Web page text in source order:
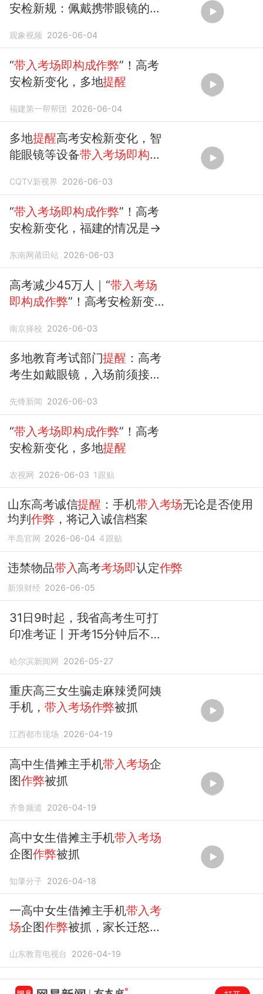
安检新规：佩戴携带眼镜的考
“带入考场即构成作弊
观象视频 2026-06-04
“带入考场即构成作弊”！高考
安检新变化，多地提醒
福建第一帮帮团 2026-06-04
多地提醒高考安检新变化，智
能眼镜等设备带入考场即构成
CQTV新视界 2026-06-03
“带入考场即构成作弊”！高考
安检新变化，福建的情况是→
东南网莆田站 2026-06-03
高考减少45万人｜“带入考场
即构成作弊”！高考安检新变
南京择校 2026-06-03
多地教育考试部门提醒 ：高考
考生如戴眼镜，入场前须接受
手表（手环）、智能眼镜等进
入考场构成作弊
先锋新闻 2026-06-03
“带入考场即构成作弊”！高考
安检新变化，多地提醒
农视网 2026-06-03 1 跟贴
山东高考诚信提醒 ：手机带入考场无论是否使用
均判作弊，将记入诚信档案
半岛官网 2026-06-04 4 跟贴
违禁物品带入高考考场即认定作弊
新浪财经 2026-06-05
31日9时起，我省高考生可打
印准考证丨开考15分钟后不得
哈尔滨新闻网 2026-05-27
重庆高三女生骗走麻辣烫阿姨
手机，带入考场作弊被抓
江西都市现场 2026-04-19
高中生借摊主手机带入考场企
图作弊被抓
齐鲁频道 2026-04-19
高中女生借摊主手机带入考场
企图作弊被抓
知肇分子 2026-04-18
一高中女生借摊主手机带入考
场企图作弊被抓，家长迁怒摊
家长仍嘲讽；校方回应
山东教育电视台 2026-04-19